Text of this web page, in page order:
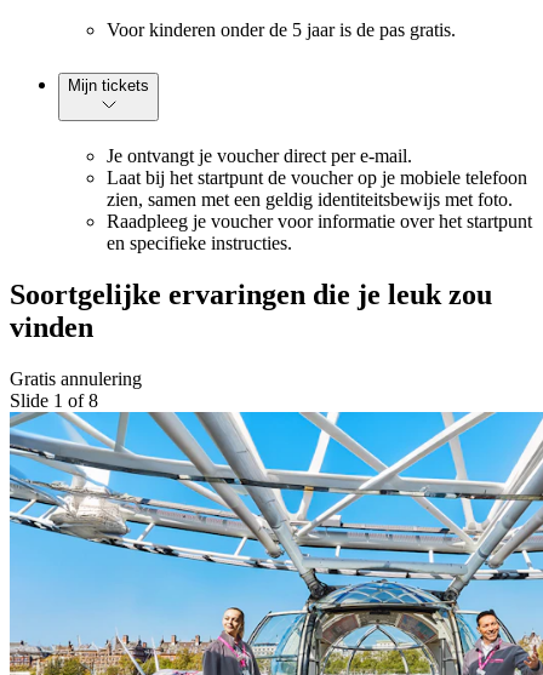
Voor kinderen onder de 5 jaar is de pas gratis.
Mijn tickets
Je ontvangt je voucher direct per e-mail.
Laat bij het startpunt de voucher op je mobiele telefoon
zien, samen met een geldig identiteitsbewijs met foto.
Raadpleeg je voucher voor informatie over het startpunt
en specifieke instructies.
Soortgelijke ervaringen die je leuk zou
vinden
Gratis annulering
Slide 1 of 8